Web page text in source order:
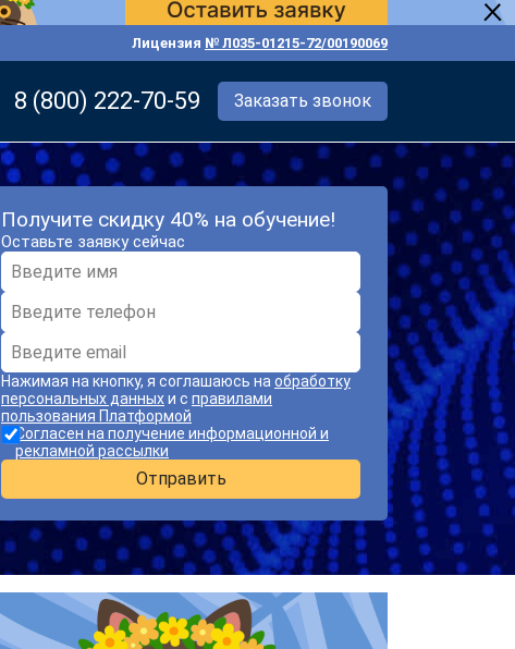
Лицензия № Л035-01215-72/00190069
8 (800) 222-70-59 Заказать звонок
Получите скидку 40% на обучение!
Оставьте заявку сейчас
Нажимая на кнопку, я соглашаюсь на обработку
персональных данныхи с правилами
пользования Платформой
Согласен на получение информационной и
рекламной рассылки
Отправить